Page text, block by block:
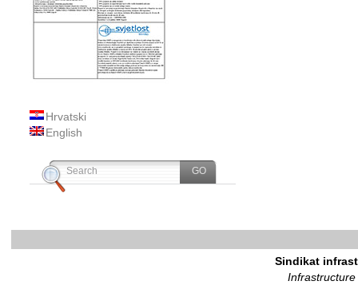
Hrvatski
English
Sindikat